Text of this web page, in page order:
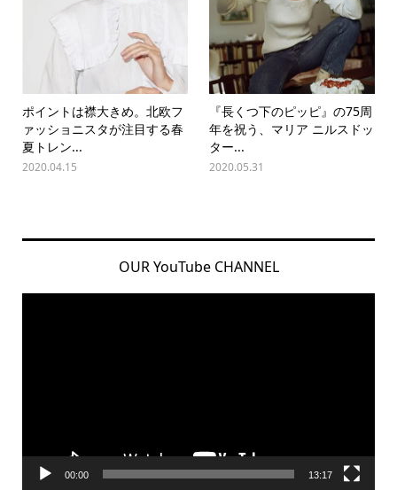
ポイントは襟大きめ。北欧フ
ァッショニスタが注目する春
夏トレン...
2020.04.15
『長くつ下のピッピ』の75周
年を祝う、マリア ニルスドッ
ター...
2020.05.31
OUR YouTube CHANNEL
00:00 13:17